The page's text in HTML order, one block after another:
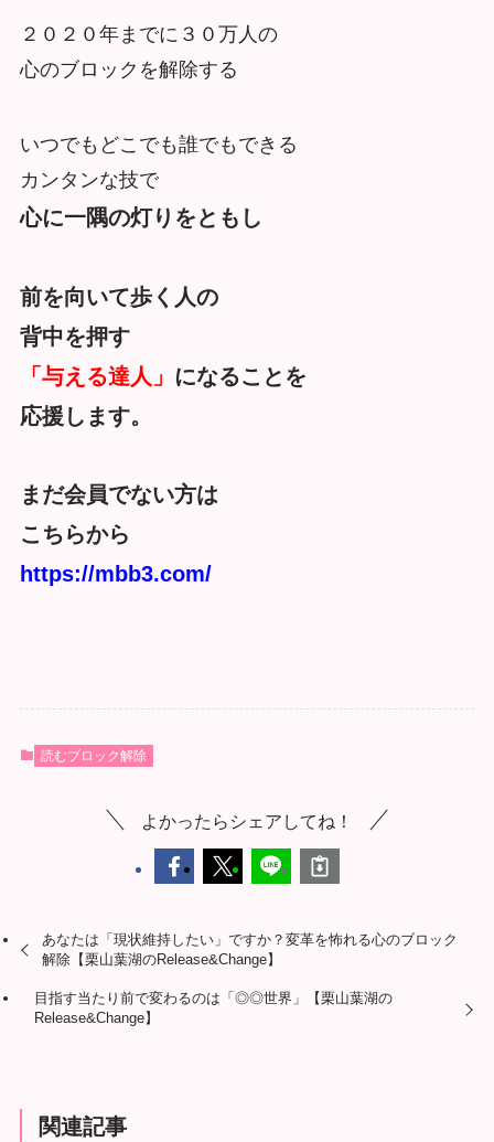
２０２０年までに３０万人の
心のブロックを解除する
いつでもどこでも誰でもできる
カンタンな技で
心に一隅の灯りをともし
前を向いて歩く人の
背中を押す
「与える達人」 になることを
応援します。
まだ会員でない方は
こちらから
https://mbb3.com/
読むブロック解除
よかったらシェアしてね！
あなたは「現状維持したい」ですか？変革を怖れる心のブロック
解除【栗山葉湖のRelease&Change】
目指す当たり前で変わるのは「◎◎世界」【栗山葉湖の
Release&Change】
関連記事